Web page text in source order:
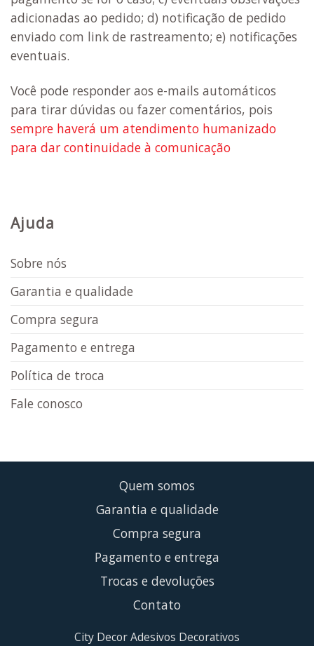
adicionadas ao pedido; d) notificação de pedido
enviado com link de rastreamento; e) notificações
eventuais.
Você pode responder aos e-mails automáticos
para tirar dúvidas ou fazer comentários, pois
sempre haverá um atendimento humanizado
para dar continuidade à comunicação
Ajuda
Sobre nós
Garantia e qualidade
Compra segura
Pagamento e entrega
Política de troca
Fale conosco
Quem somos
Garantia e qualidade
Compra segura
Pagamento e entrega
Trocas e devoluções
Contato
City Decor Adesivos Decorativos